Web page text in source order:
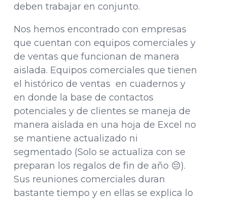
deben trabajar en conjunto.
Nos hemos encontrado con empresas
que cuentan con equipos comerciales y
de ventas que funcionan de manera
aislada. Equipos comerciales que tienen
el histórico de ventas en cuadernos y
en donde la base de contactos
potenciales y de clientes se maneja de
manera aislada en una hoja de Excel no
se mantiene actualizado ni
segmentado (Solo se actualiza con se
preparan los regalos de fin de año 😔).
Sus reuniones comerciales duran
bastante tiempo y en ellas se explica lo